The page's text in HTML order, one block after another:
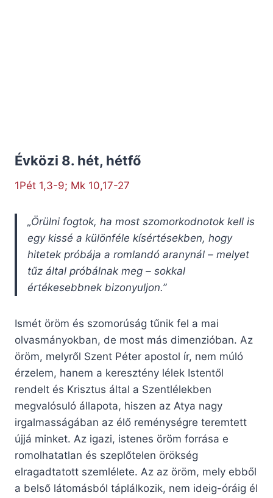
Évközi 8. hét, hétfő
1Pét 1,3-9; Mk 10,17-27
„Örülni fogtok, ha most szomorkodnotok kell is
egy kissé a különféle kísértésekben, hogy
hitetek próbája a romlandó aranynál – melyet
tűz által próbálnak meg – sokkal
értékesebbnek bizonyuljon.”
Ismét öröm és szomorúság tűnik fel a mai
olvasmányokban, de most más dimenzióban. Az
öröm, melyről Szent Péter apostol ír, nem múló
érzelem, hanem a keresztény lélek Istentől
rendelt és Krisztus által a Szentlélekben
megvalósuló állapota, hiszen az Atya nagy
irgalmasságában az élő reménységre teremtett
újjá minket. Az igazi, istenes öröm forrása e
romolhatatlan és szeplőtelen örökség
elragadtatott szemlélete. Az az öröm, mely ebből
a belső látomásból táplálkozik, nem ideig-óráig él